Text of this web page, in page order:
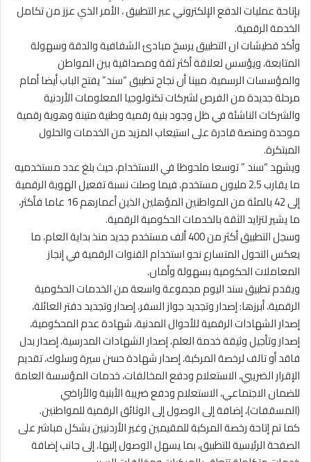
بإتاحة عمليات الدفع الإلكتروني عبر التطبيق ، الأمر الذي عزز من تكامل
الخدمة الرقمية.
وأكد قطيشات ان التطبيق يرسخ مبادئ الشفافية والدقة وسهولة
المتابعة، ويؤسس لعلاقة أكثر ثقة ومصداقية بين المواطن
والمؤسسات الرسمية، مبينا أن نجاح تطبيق “سند” يفتح الباب أيضا أمام
مرحلة جديدة من الفرص لشركات تكنولوجيا المعلومات الأردنية
والشركات الناشئة في ظل وجود بنية رقمية وطنية متينة وهوية رقمية
موحدة ومنصة قادرة على استيعاب المزيد من الخدمات والحلول
المبتكرة.
ويشهد “سند ” توسعا ملحوظا في الاستخدام، حيث بلغ عدد مستخدميه
ما يقارب 2.5 مليون مستخدم، فيما وصلت نسبة تفعيل الهوية الرقمية
إلى 42 بالمئة من المواطنين المؤهلين الذين أعمارهم 16 عاما فأكثر،
ما يشير لتزايد الثقة بالخدمات الحكومية الرقمية.
وسجل التطبيق أكثر من 400 ألف مستخدم جديد منذ بداية العام، ما
يعكس التحول المتسارع نحو استخدام القنوات الرقمية في إنجاز
المعاملات الحكومية بسهولة وأمان.
ويقدم تطبيق سند اليوم مجموعة واسعة من الخدمات الحكومية
الرقمية، أبرزها: إصدار وتجديد جواز السفر، إصدار وتجديد دفتر العائلة،
إصدار الشهادات الرقمية للأحوال المدنية، شهادة عدم المحكومية،
إصدار وتأجيل وثيقة خدمة العلم، إصدار الشهادات المدرسية، إصدار بدل
فاقد أو تالف لرخصة المركبة، إصدار شهادة حسن سيرة وسلوك، تقديم
الإقرار الضريبي، الاستعلام ودفع المخالفات، خدمات المؤسسة العامة
للضمان الاجتماعي، الاستعلام ودفع ضريبة الأبنية والأراضي
(المسقفات)، إضافة إلى الوصول إلى الوثائق الرقمية للمواطنين.
كما تم إتاحة رخصة المركبة للمقيمين وغير الأردنيين بشكل مباشر على
الصفحة الرئيسية للتطبيق، بما يسهل الوصول إليها، إلى جانب إضافة